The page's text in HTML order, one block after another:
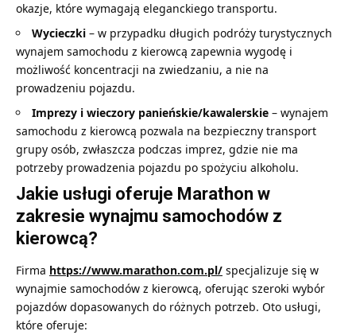
okazje, które wymagają eleganckiego transportu.
Wycieczki – w przypadku długich podróży turystycznych
wynajem samochodu z kierowcą zapewnia wygodę i
możliwość koncentracji na zwiedzaniu, a nie na
prowadzeniu pojazdu.
Imprezy i wieczory panieńskie/kawalerskie – wynajem
samochodu z kierowcą pozwala na bezpieczny transport
grupy osób, zwłaszcza podczas imprez, gdzie nie ma
potrzeby prowadzenia pojazdu po spożyciu alkoholu.
Jakie usługi oferuje Marathon w
zakresie wynajmu samochodów z
kierowcą?
Firma https://www.marathon.com.pl/ specjalizuje się w
wynajmie samochodów z kierowcą, oferując szeroki wybór
pojazdów dopasowanych do różnych potrzeb. Oto usługi,
które oferuje: